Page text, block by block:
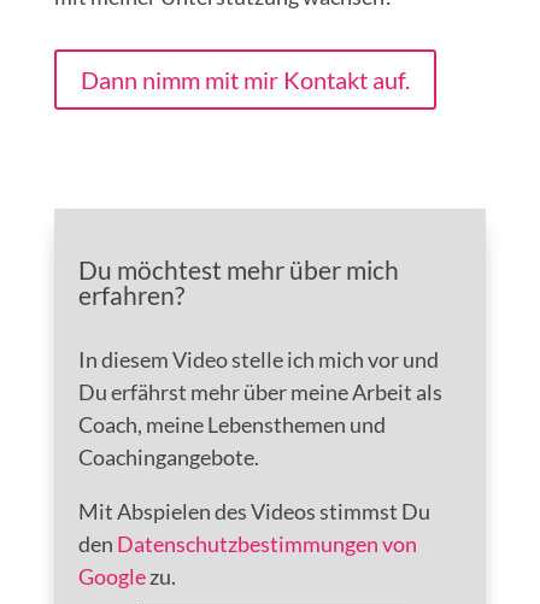
Dann nimm mit mir Kontakt auf.
Du möchtest mehr über mich
erfahren?
In diesem Video stelle ich mich vor und
Du erfährst mehr über meine Arbeit als
Coach, meine Lebensthemen und
Coachingangebote.
Mit Abspielen des Videos stimmst Du
den Datenschutzbestimmungen von
Googlezu.